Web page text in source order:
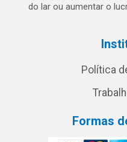
do lar ou aumentar o
Política
Formas